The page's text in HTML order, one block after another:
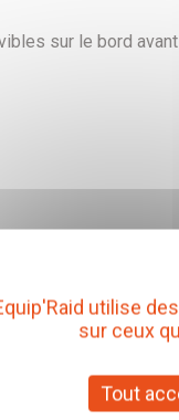
sur le bord
utilise
sur ceux
Tout